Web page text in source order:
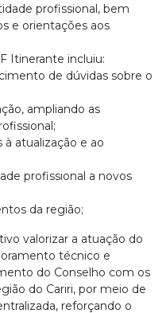
profissional, bem
e orientações aos
Itinerante incluiu:
de dúvidas sobre o
ampliando as
à atualização e ao
profissional a novos
da região;
valorizar a atuação do
técnico e
do Conselho com os
do Cariri, por meio de
reforçando o